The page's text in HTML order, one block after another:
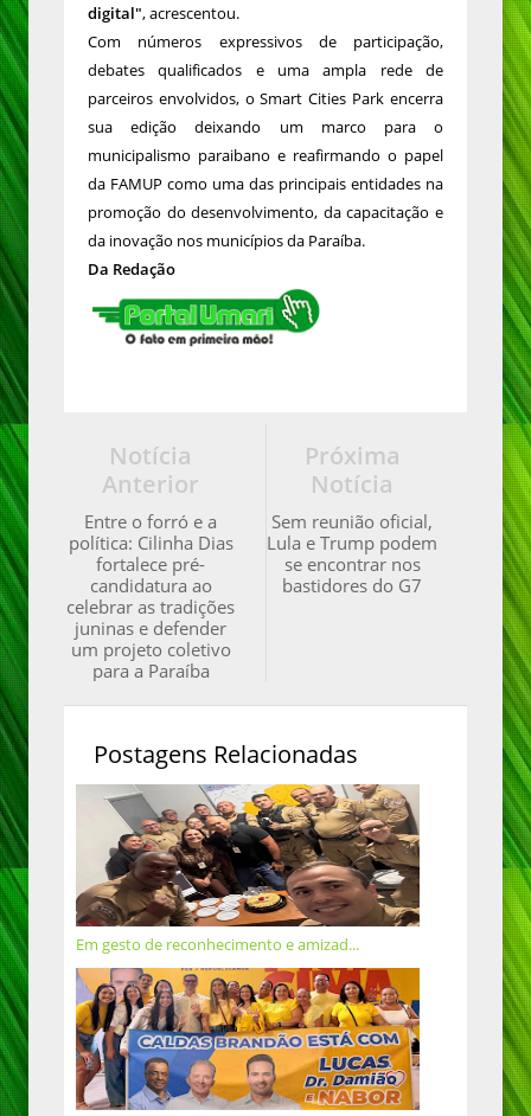
digital", acrescentou.
Com números expressivos de participação,
debates qualificados e uma ampla rede de
parceiros envolvidos, o Smart Cities Park encerra
sua edição deixando um marco para o
municipalismo paraibano e reafirmando o papel
da FAMUP como uma das principais entidades na
promoção do desenvolvimento, da capacitação e
da inovação nos municípios da Paraíba.
Da Redação
Próxima
Notícia
Sem reunião oficial,
Lula e Trump podem
se encontrar nos
bastidores do G7
Notícia
Anterior
Entre o forró e a
política: Cilinha Dias
fortalece pré-
candidatura ao
celebrar as tradições
juninas e defender
um projeto coletivo
para a Paraíba
Postagens Relacionadas
Em gesto de reconhecimento e amizad...